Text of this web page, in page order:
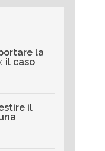
la
il caso
il